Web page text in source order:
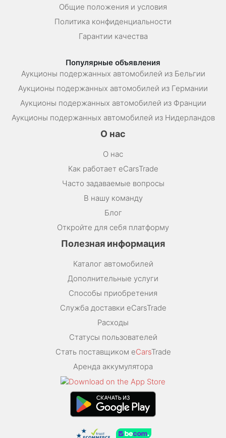
Общие положения и условия
Политика конфиденциальности
Гарантии качества
Популярные объявления
Аукционы подержанных автомобилей из Бельгии
Аукционы подержанных автомобилей из Германии
Аукционы подержанных автомобилей из Франции
Аукционы подержанных автомобилей из Нидерландов
О нас
О нас
Как работает eCarsTrade
Часто задаваемые вопросы
В нашу команду
Блог
Откройте для себя платформу
Полезная информация
Каталог автомобилей
Дополнительные услуги
Способы приобретения
Служба доставки eCarsTrade
Расходы
Статусы пользователей
Стать поставщиком eCarsTrade
Аренда аккумулятора